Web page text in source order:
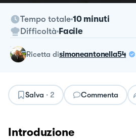
Tempo totale 10 minuti
Difficoltà Facile
ricetta disimoneantonella54
Salva · 2 Commenta
Introduzione